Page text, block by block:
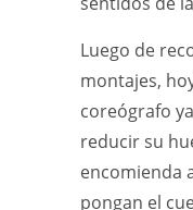
Luego de
montajes,
coreógrafo
reducir su
encomienda
pongan el